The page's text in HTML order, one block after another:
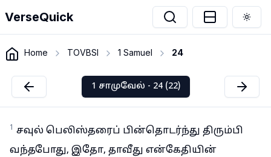
VerseQuick
Home TOVBSI 1 Samuel 24
1 சாமுவேல் - 24 (22)
1 சவுல் பெலிஸ்தரைப் பின்தொடர்ந்து திரும்பி
வந்தபோது, இதோ, தாவீது என்கேதியின்